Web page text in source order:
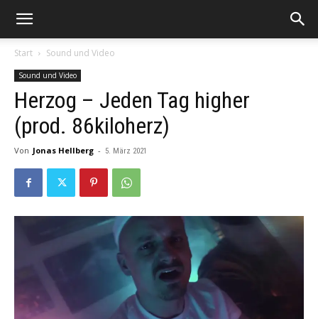
Start Sound und Video
Sound und Video
Herzog – Jeden Tag higher
(prod. 86kiloherz)
Von Jonas Hellberg - 5. März 2021